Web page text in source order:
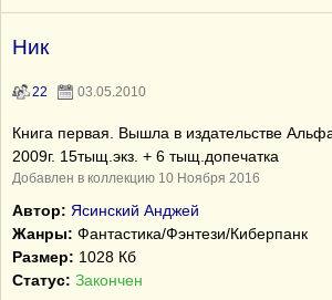
Ник
22 03.05.2010
Книга первая. Вышла в издательстве
2009г. 15тыщ.экз. + 6 тыщ.допечатка
Добавлен в коллекцию 10 Ноября 2016
Автор: Ясинский Анджей
Жанры: Фантастика/Фэнтези/Киберпанк
Размер: 1028 Кб
Статус: Закончен